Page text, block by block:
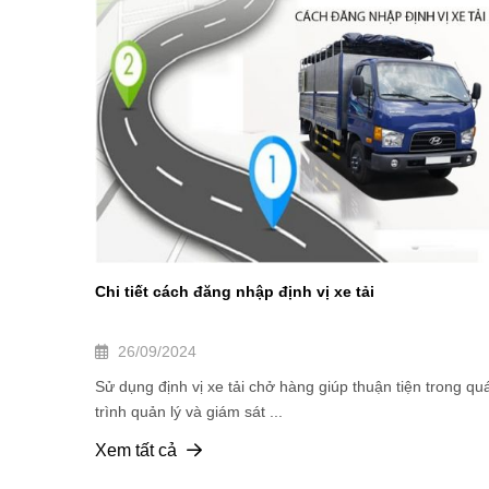
Chi tiết cách đăng nhập định vị xe tải
26/09/2024
Sử dụng định vị xe tải chở hàng giúp thuận tiện trong
trình quản lý và giám sát ...
Xem tất cả